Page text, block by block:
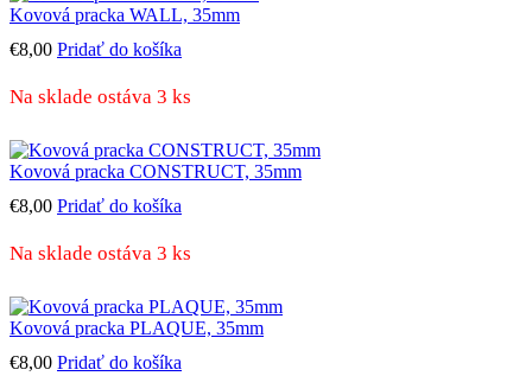
Kovová pracka WALL, 35mm
€8,00 Pridať do košíka
Na sklade ostáva 3 ks
Kovová pracka CONSTRUCT, 35mm
€8,00 Pridať do košíka
Na sklade ostáva 3 ks
Kovová pracka PLAQUE, 35mm
€8,00 Pridať do košíka